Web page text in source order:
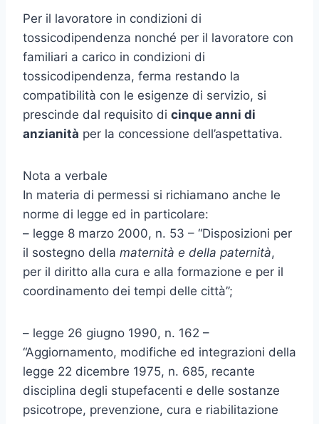
Per il lavoratore in condizioni di
tossicodipendenza nonché per il lavoratore con
familiari a carico in condizioni di
tossicodipendenza, ferma restando la
compatibilità con le esigenze di servizio, si
prescinde dal requisito di cinque anni di
anzianità per la concessione dell’aspettativa.
Nota a verbale
In materia di permessi si richiamano anche le
norme di legge ed in particolare:
– legge 8 marzo 2000, n. 53 – “Disposizioni per
il sostegno della maternità e della paternità,
per il diritto alla cura e alla formazione e per il
coordinamento dei tempi delle città”;
– legge 26 giugno 1990, n. 162 –
“Aggiornamento, modifiche ed integrazioni della
legge 22 dicembre 1975, n. 685, recante
disciplina degli stupefacenti e delle sostanze
psicotrope, prevenzione, cura e riabilitazione